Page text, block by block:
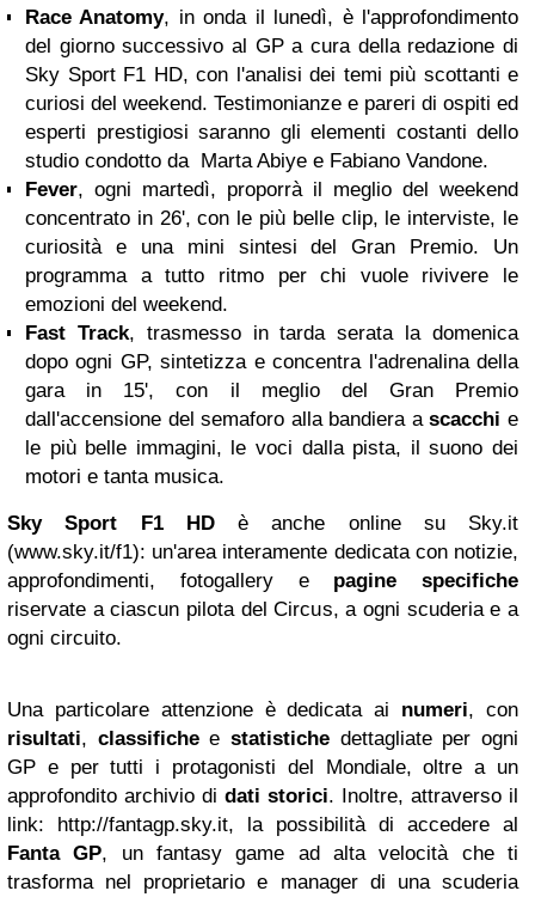
Race Anatomy, in onda il lunedì, è l'approfondimento
del giorno successivo al GP a cura della redazione di
Sky Sport F1 HD, con l'analisi dei temi più scottanti e
curiosi del weekend. Testimonianze e pareri di ospiti ed
esperti prestigiosi saranno gli elementi costanti dello
studio condotto da Marta Abiye e Fabiano Vandone.
Fever, ogni martedì, proporrà il meglio del weekend
concentrato in 26', con le più belle clip, le interviste, le
curiosità e una mini sintesi del Gran Premio. Un
programma a tutto ritmo per chi vuole rivivere le
emozioni del weekend.
Fast Track, trasmesso in tarda serata la domenica
dopo ogni GP, sintetizza e concentra l'adrenalina della
gara in 15', con il meglio del Gran Premio
dall'accensione del semaforo alla bandiera ascacchi e
le più belle immagini, le voci dalla pista, il suono dei
motori e tanta musica.
Sky Sport F1 HDè anche online su Sky.it
(www.sky.it/f1): un'area interamente dedicata con notizie,
approfondimenti, fotogallery e pagine specifiche
riservate a ciascun pilota del Circus, a ogni scuderia e a
ogni circuito.
Una particolare attenzione è dedicata ai numeri, con
risultati, classificheestatistiche dettagliate per ogni
GP e per tutti i protagonisti del Mondiale, oltre a un
approfondito archivio di dati storici. Inoltre, attraverso il
link: http://fantagp.sky.it, la possibilità di accedere al
Fanta GP, un fantasy game ad alta velocità che ti
trasforma nel proprietario e manager di una scuderia